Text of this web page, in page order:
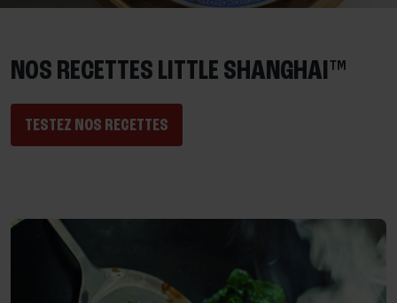
NOS RECETTES LITTLE SHANGHAI™
TESTEZ NOS RECETTES